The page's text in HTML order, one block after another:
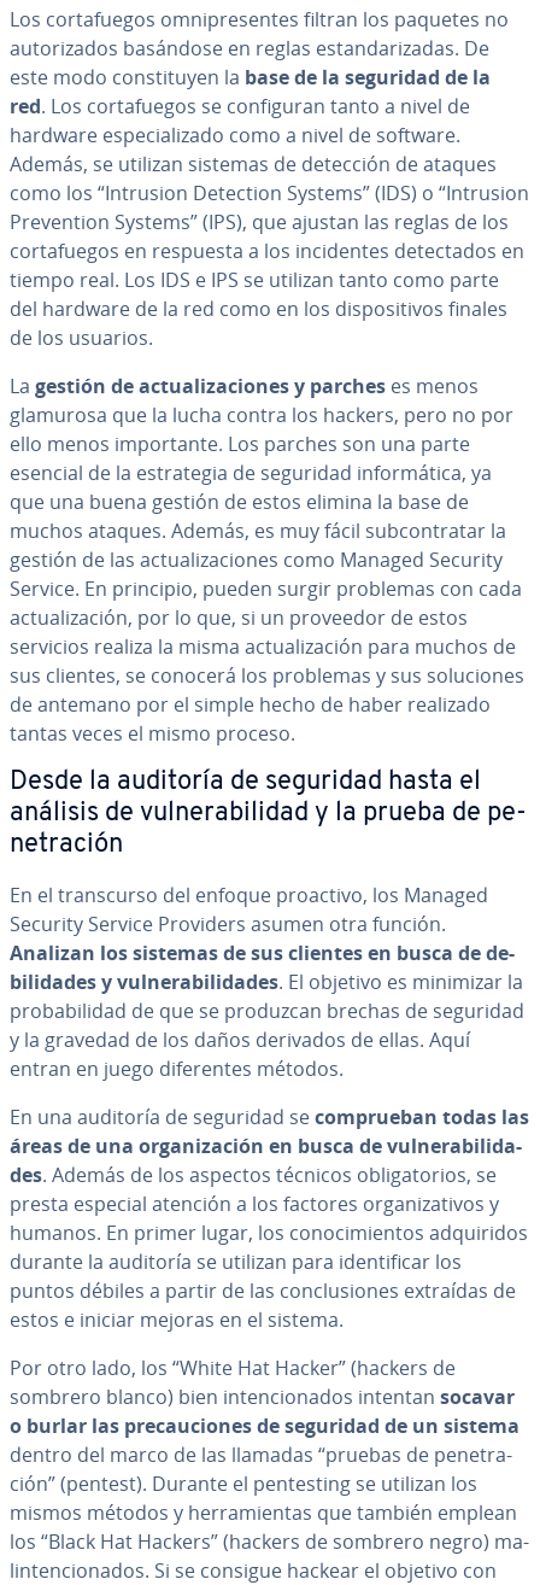
Los co­r­ta­fue­gos om­ni­pre­se­n­tes filtran los paquetes no
au­to­ri­za­dos basándose en reglas es­ta­n­da­ri­za­das. De
este modo co­n­s­ti­tu­yen la base de la seguridad de la
red. Los co­r­ta­fue­gos se co­n­fi­gu­ran tanto a nivel de
hardware es­pe­cia­li­za­do como a nivel de software.
Además, se utilizan sistemas de detección de ataques
como los “Intrusion Detection Systems” (IDS) o “Intrusion
Pre­ve­n­tion Systems” (IPS), que ajustan las reglas de los
co­r­ta­fue­gos en respuesta a los in­ci­de­n­tes de­te­c­ta­dos en
tiempo real. Los IDS e IPS se utilizan tanto como parte
del hardware de la red como en los di­s­po­si­ti­vos finales
de los usuarios.
La gestión de ac­tua­li­za­cio­nes y parches es menos
glamurosa que la lucha contra los hackers, pero no por
ello menos im­po­r­ta­n­te. Los parches son una parte
esencial de la es­tra­te­gia de seguridad in­fo­r­má­ti­ca, ya
que una buena gestión de estos elimina la base de
muchos ataques. Además, es muy fácil su­b­co­n­tra­tar la
gestión de las ac­tua­li­za­cio­nes como Managed Security
Service. En principio, pueden surgir problemas con cada
ac­tua­li­za­ción, por lo que, si un proveedor de estos
servicios realiza la misma ac­tua­li­za­ción para muchos de
sus clientes, se conocerá los problemas y sus so­lu­cio­nes
de antemano por el simple hecho de haber realizado
tantas veces el mismo proceso.
Desde la auditoría de seguridad hasta el
análisis de vu­l­ne­ra­bi­li­dad y la prueba de pe­
ne­tra­ción
En el tra­n­s­cu­r­so del enfoque proactivo, los Managed
Security Service Providers asumen otra función.
Analizan los sistemas de sus clientes en busca de de­
bi­li­da­des y vu­l­ne­ra­bi­li­da­des. El objetivo es minimizar la
pro­ba­bi­li­dad de que se produzcan brechas de seguridad
y la gravedad de los daños derivados de ellas. Aquí
entran en juego di­fe­re­n­tes métodos.
En una auditoría de seguridad seco­m­prue­ban todas las
áreas de una or­ga­ni­za­ción en busca de vu­l­ne­ra­bi­li­da­
des. Además de los aspectos técnicos obli­ga­to­rios, se
presta especial atención a los factores or­ga­ni­za­ti­vos y
humanos. En primer lugar, los co­no­ci­mie­n­tos ad­qui­ri­dos
durante la auditoría se utilizan para ide­n­ti­fi­car los
puntos débiles a partir de las co­n­clu­sio­nes extraídas de
estos e iniciar mejoras en el sistema.
Por otro lado, los “White Hat Hacker” (hackers de
sombrero blanco) bien in­te­n­cio­na­dos intentan socavar
o burlar las pre­cau­cio­nes de seguridad de un sistema
dentro del marco de las llamadas “pruebas de pe­ne­tra­
ción” (pentest). Durante el pe­n­te­s­ti­ng se utilizan los
mismos métodos y he­rra­mie­n­tas que también emplean
los “Black Hat Hackers” (hackers de sombrero negro) ma­
li­n­te­n­cio­na­dos. Si se consigue hackear el objetivo con